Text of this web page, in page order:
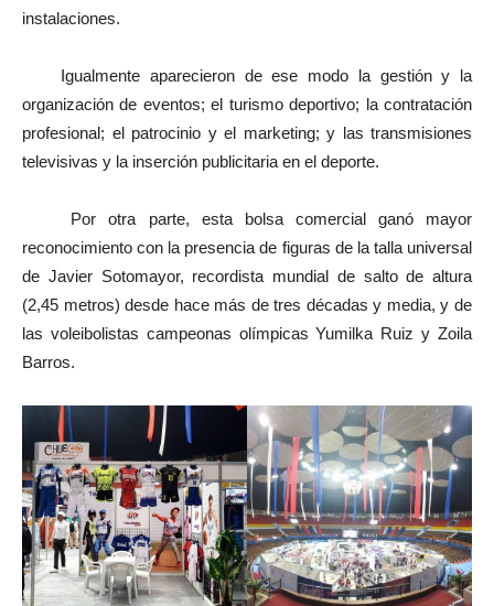
instalaciones.
Igualmente aparecieron de ese modo la gestión y la
organización de eventos; el turismo deportivo; la contratación
profesional; el patrocinio y el marketing; y las transmisiones
televisivas y la inserción publicitaria en el deporte.
Por otra parte, esta bolsa comercial ganó mayor
reconocimiento con la presencia de figuras de la talla universal
de Javier Sotomayor, recordista mundial de salto de altura
(2,45 metros) desde hace más de tres décadas y media, y de
las voleibolistas campeonas olímpicas Yumilka Ruiz y Zoila
Barros.